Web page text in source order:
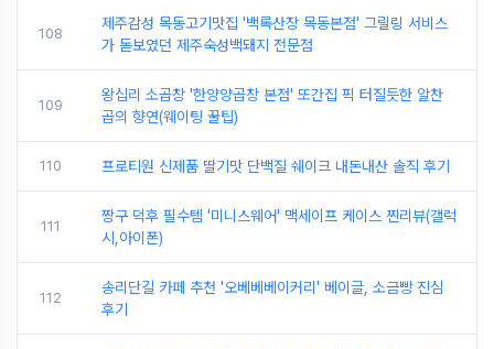
108
제주감성 목동고기맛집 '백록산장 목동본점' 그릴링 서비스
가 돋보였던 제주숙성백돼지 전문점
109
왕십리 소곱창 '한양양곱창 본점' 또간집 픽 터질듯한 알찬
곱의 향연(웨이팅 꿀팁)
110 프로티원 신제품 딸기맛 단백질 쉐이크 내돈내산 솔직 후기
111
짱구 덕후 필수템 '미니스웨어' 맥세이프 케이스 찐리뷰(갤럭
시,아이폰)
112
송리단길 카페 추천 '오베베베이커리' 베이글, 소금빵 진심
후기